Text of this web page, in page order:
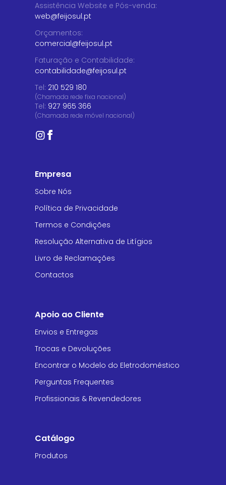
Assistência Website e Pós-venda:
web@feijosul.pt
Orçamentos:
comercial@feijosul.pt
Faturação e Contabilidade:
contabilidade@feijosul.pt
Tel: 210 529 180
(Chamada rede fixa nacional)
Tel: 927 965 366
(Chamada rede móvel nacional)
Empresa
Sobre Nós
Política de Privacidade
Termos e Condições
Resolução Alternativa de Litígios
Livro de Reclamações
Contactos
Apoio ao Cliente
Envios e Entregas
Trocas e Devoluções
Encontrar o Modelo do Eletrodoméstico
Perguntas Frequentes
Profissionais & Revendedores
Catálogo
Produtos